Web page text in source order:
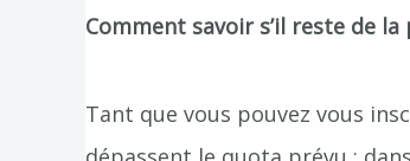
Comment savoir s’il reste de la
Tant que vous pouvez vous